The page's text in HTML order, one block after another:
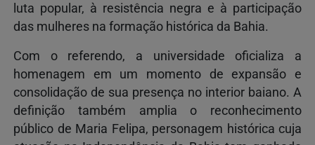
luta popular, à resistência negra e à participação
das mulheres na formação histórica da Bahia.
Com o referendo, a universidade oficializa a
homenagem em um momento de expansão e
consolidação de sua presença no interior baiano. A
definição também amplia o reconhecimento
público de Maria Felipa, personagem histórica cuja